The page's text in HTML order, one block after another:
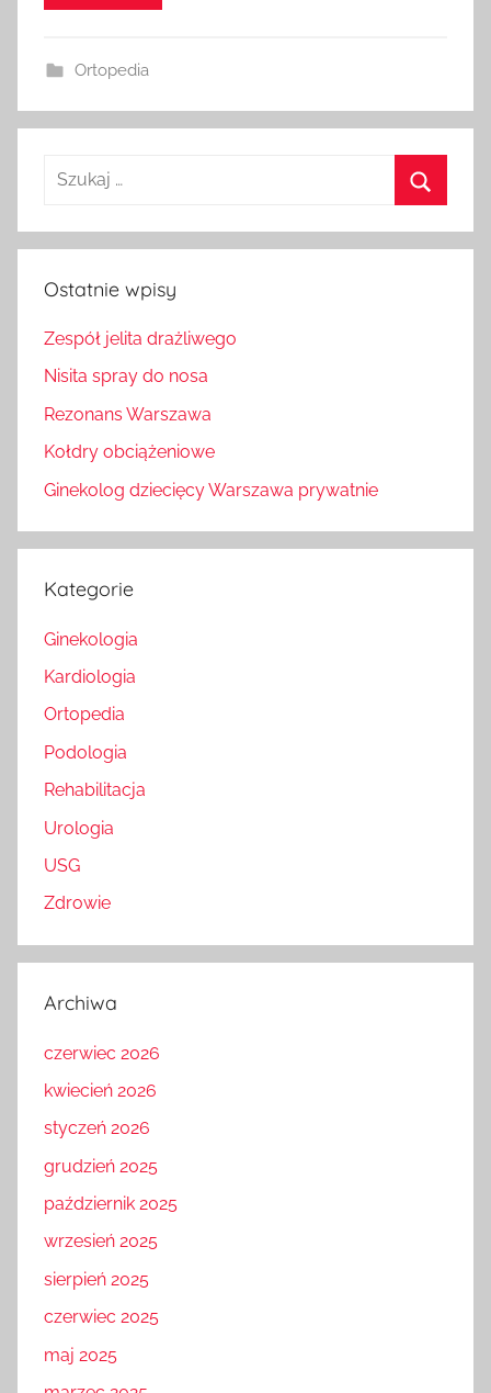
Ortopedia
Szukaj:
Ostatnie wpisy
Zespół jelita drażliwego
Nisita spray do nosa
Rezonans Warszawa
Kołdry obciążeniowe
Ginekolog dziecięcy Warszawa prywatnie
Kategorie
Ginekologia
Kardiologia
Ortopedia
Podologia
Rehabilitacja
Urologia
USG
Zdrowie
Archiwa
czerwiec 2026
kwiecień 2026
styczeń 2026
grudzień 2025
październik 2025
wrzesień 2025
sierpień 2025
czerwiec 2025
maj 2025